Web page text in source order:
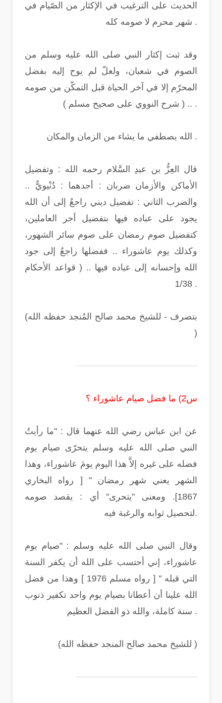
الحديث على الترغيب في الإكثار من الصّيام في
شهر محرم لا صومه كله .
وقد ثبت إكثار النبي صلى الله عليه وسلم من
الصوم في شعبان، ولعلّ لم يوح إليه بفضل
المحرّم إلا في آخر الحياة قبل التمكّن من صومه
.. ( شرح النووي على صحيح مسلم ) .
الله يصطفي ما يشاء من الزمان والمكان .
قال العِزُّ بن عبدِ السَّلام رحمه الله : وتفضيل
الأماكن والأزمان ضربان : أحدهما : دُنْيويٌّ ..
والضرب الثاني : تفضيل ديني راجعٌ إلى أن الله
يجود على عباده فيها بتفضيل أجر العاملين،
كتفضيل صوم رمضان على صوم سائر الشهور،
وكذلك يوم عاشوراء .. ففضلها راجعٌ إلى جود
الله وإحسانه إلى عباده فيها .. ( قواعد الأحكام
1/38 .
(بتصرف - للشيخ محمد صالح المُنجد حفظه الله
)
س2) ما فضل صيام عاشوراء ؟
عن ابن عباس رضي الله عنهما قال : "ما رأيتُ
النبي صلى الله عليه وسلم يتحرّى صيام يوم
فضله على غيره إلاَّ هذا اليوم يومَ عاشوراء، وهذا
الشهر يعني شهر رمضان " [ رواه البخاري
1867]. ومعنى "يتحرى" أي : يقصد صومه
لتحصيل ثوابه والرغبة فيه.
وقال النبي صلى الله عليه وسلم : "صيام يوم
عاشوراء، إني أحتسب على الله أن يكفر السنة
التي قبله " [ رواه مسلم 1976 ] وهذا من فضل
الله علينا أن أعطانا بصيام يوم واحد تكفير ذنوب
سنة كاملة، والله ذو الفضل العظيم .
(للشيخ محمد صالح المنجد حفظه الله )